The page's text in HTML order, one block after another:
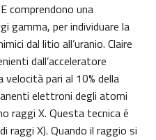
comprendono una
gamma, per individuare la
dal litio all’uranio. Claire
dall’acceleratore
pari al 10% della
elettroni degli atomi
raggi X. Questa tecnica é
raggi X). Quando il raggio si